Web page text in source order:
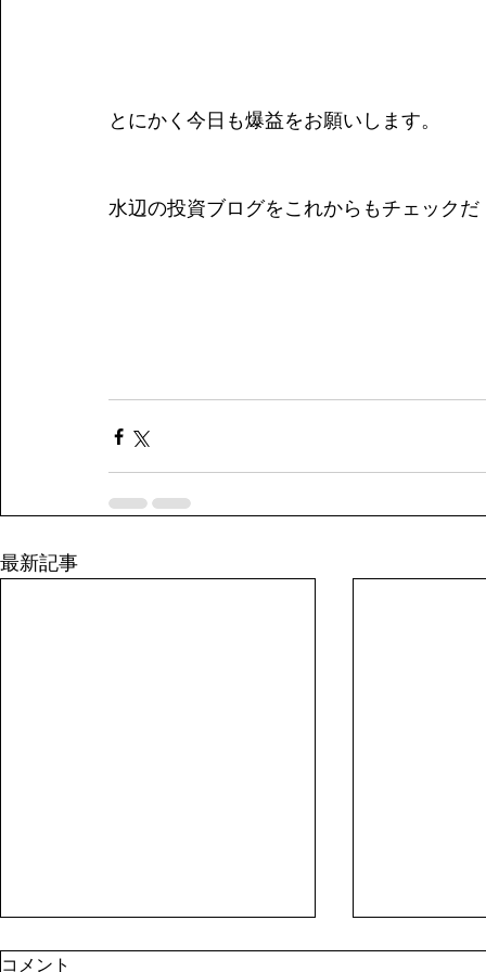
とにかく今日も爆益をお願いします。
水辺の投資ブログをこれからもチェックだ
最新記事
8月１日資産状況 停滞
コメント